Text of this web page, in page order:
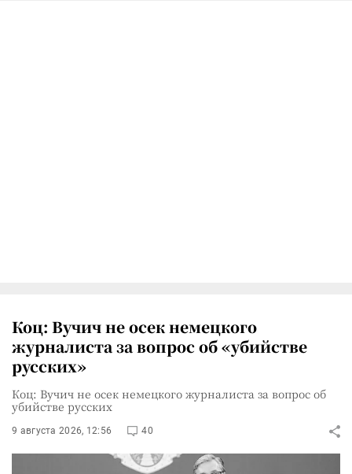
Коц: Вучич не осек немецкого
журналиста за вопрос об «убийстве
русских»
Коц: Вучич не осек немецкого журналиста за вопрос об
убийстве русских
9 августа 2026, 12:56 40